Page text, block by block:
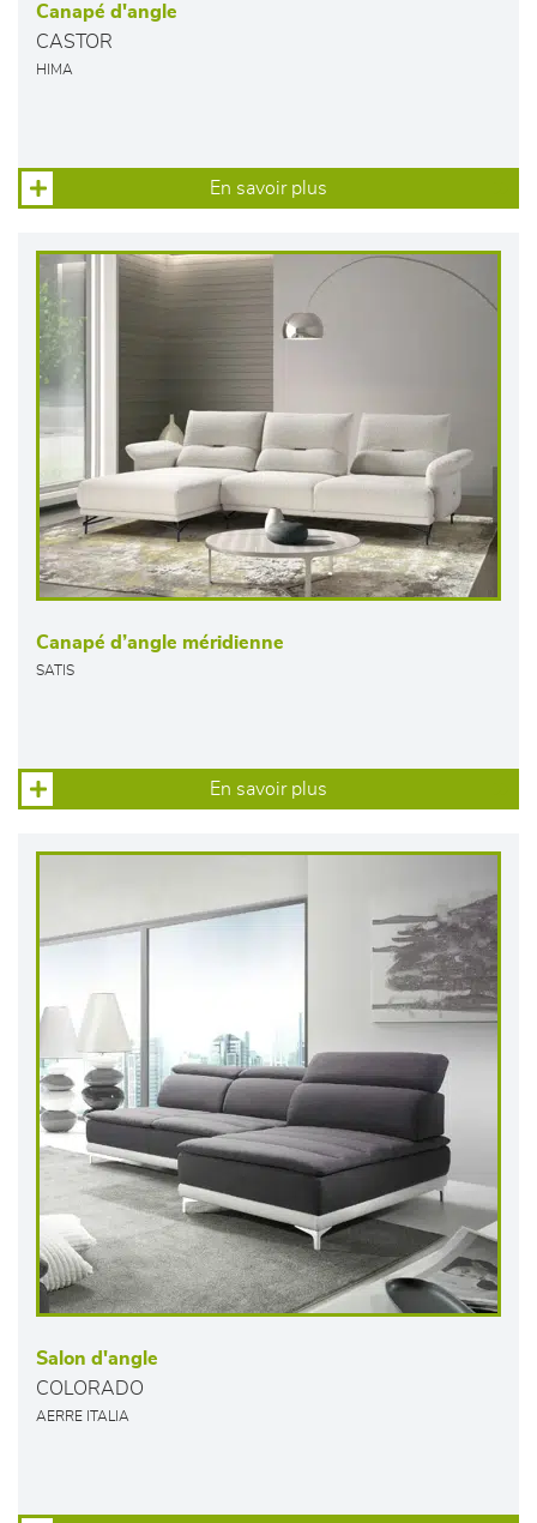
Canapé d'angle
CASTOR
HIMA
En savoir plus
Canapé d’angle méridienne
SATIS
En savoir plus
Salon d'angle
COLORADO
AERRE ITALIA